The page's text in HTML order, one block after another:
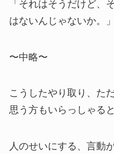
「それはそうだけど、
はないんじゃないか。」
〜中略〜
こうしたやり取り、た
思う方もいらっしゃる
人のせいにする、言動